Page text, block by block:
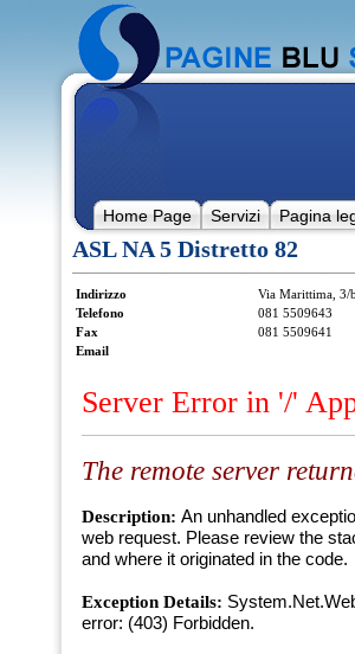
Home Page Servizi Pagina
ASL NA 5 Distretto 82
Indirizzo
Via Marittima, 3/
Telefono
081 5509643
Fax
081 5509641
Email